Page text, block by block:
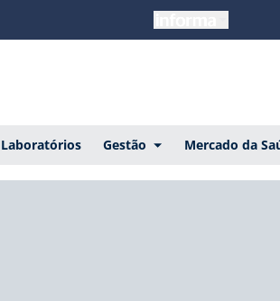
Laboratórios Gestão Mercado da